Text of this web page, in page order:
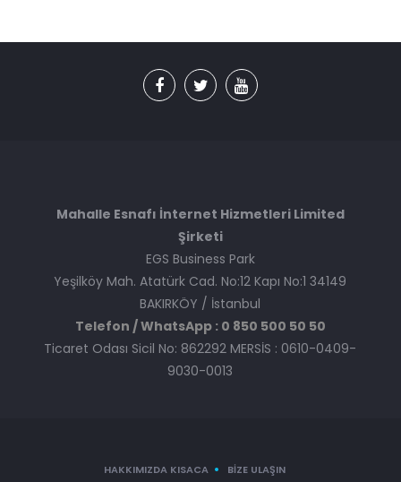
Mahalle Esnafı İnternet Hizmetleri Limited
Şirketi
EGS Business Park
Yeşilköy Mah. Atatürk Cad. No:12 Kapı No:1 34149
BAKIRKÖY / İstanbul
Telefon / WhatsApp : 0 850 500 50 50
Ticaret Odası Sicil No: 862292 MERSİS : 0610-0409-
9030-0013
HAKKIMIZDA KISACA BIZE ULAŞIN